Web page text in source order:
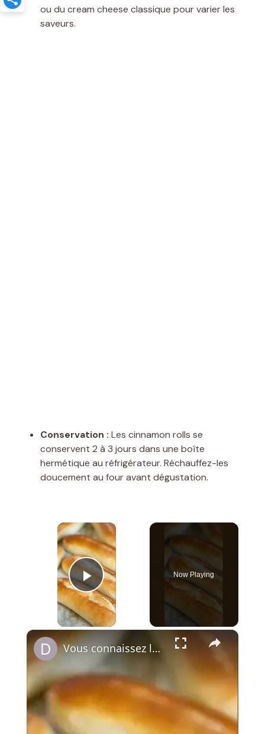
ou du cream cheese classique pour varier les
saveurs.
Conservation : Les cinnamon rolls se
conservent 2 à 3 jours dans une boîte
hermétique au réfrigérateur. Réchauffez-les
doucement au four avant dégustation.
×
Play Video
Now Playing
×
Vous connaissez le Subway Roll ? Un sandwich classique et savoureux !